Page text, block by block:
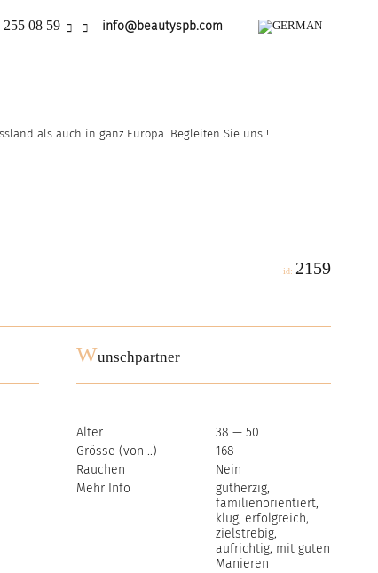
08 59 info@beautyspb.com
als auch in ganz Europa. Begleiten Sie uns !
id: 2159
Wunschpartner
Alter
38 — 50
Grösse (von ..)
168
Rauchen
Nein
Mehr Info
gutherzig,
familienorientiert,
klug, erfolgreich,
zielstrebig,
aufrichtig, mit guten
Manieren